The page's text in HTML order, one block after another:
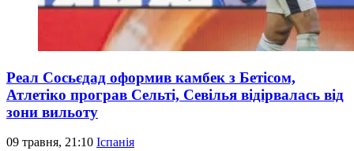
Реал Сосьєдад оформив камбек з Бетісом,
Атлетіко програв Сельті, Севілья відірвалась від
зони вильоту
09 травня, 21:10 Іспанія